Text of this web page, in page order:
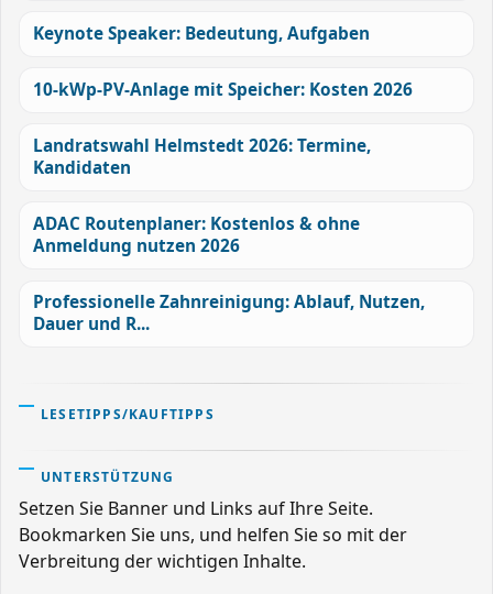
Keynote Speaker: Bedeutung, Aufgaben
10-kWp-PV-Anlage mit Speicher: Kosten 2026
Landratswahl Helmstedt 2026: Termine,
Kandidaten
ADAC Routenplaner: Kostenlos & ohne
Anmeldung nutzen 2026
Professionelle Zahnreinigung: Ablauf, Nutzen,
Dauer und R...
LESETIPPS/KAUFTIPPS
UNTERSTÜTZUNG
Setzen Sie Banner und Links auf Ihre Seite.
Bookmarken Sie uns, und helfen Sie so mit der
Verbreitung der wichtigen Inhalte.